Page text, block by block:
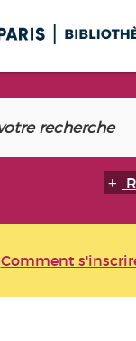
Comment